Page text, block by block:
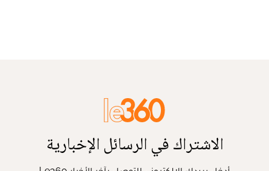
الاشتراك في الرسائل الإخبارية